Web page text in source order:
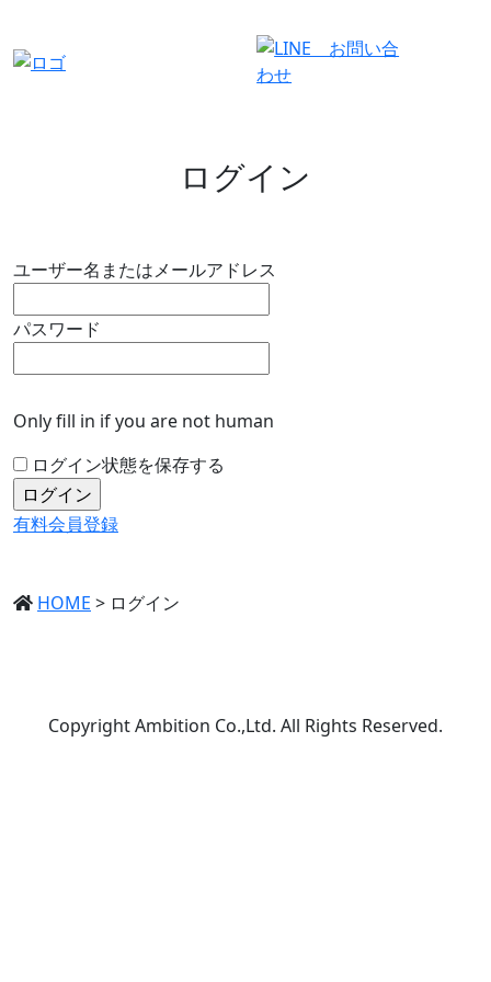
ログイン
ユーザー名またはメールアドレス
パスワード
Only fill in if you are not human
ログイン状態を保存する
有料会員登録
HOME > ログイン
Copyright Ambition Co.,Ltd. All Rights Reserved.